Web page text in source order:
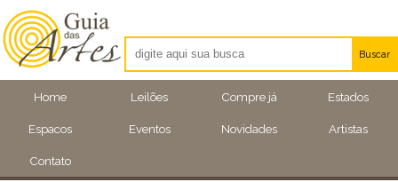
Home Leilões Compre já Estados
Espacos Eventos Novidades Artistas
Contato
Buscar
Artistas
Eventos